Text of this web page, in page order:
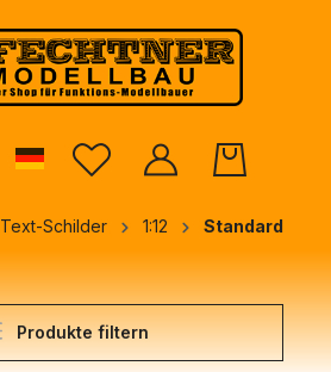
German
Text-Schilder 1:12 Standard
Produkte filtern